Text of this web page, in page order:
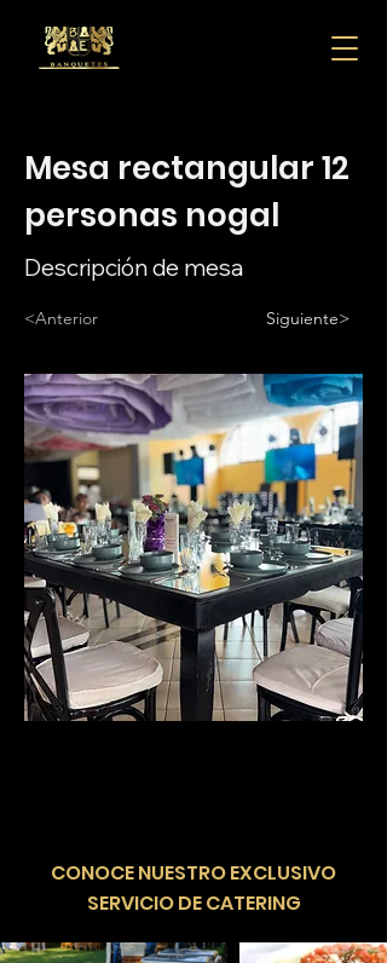
Mesa rectangular 12
personas nogal
Descripción de mesa
<Anterior Siguiente>
​CONOCE NUESTRO EXCLUSIVO
SERVICIO DE CATERING